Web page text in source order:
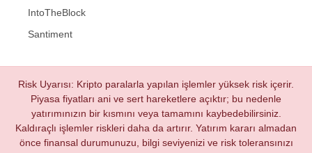
IntoTheBlock
Santiment
Risk Uyarısı: Kripto paralarla yapılan işlemler yüksek risk içerir.
Piyasa fiyatları ani ve sert hareketlere açıktır; bu nedenle
yatırımınızın bir kısmını veya tamamını kaybedebilirsiniz.
Kaldıraçlı işlemler riskleri daha da artırır. Yatırım kararı almadan
önce finansal durumunuzu, bilgi seviyenizi ve risk toleransınızı